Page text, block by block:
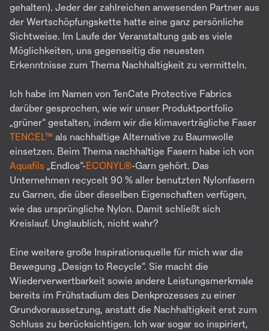
gehalten). Jeder der zahlreichen anwesenden Partner aus
der Wertschöpfungskette hatte eine ganz persönliche
Sichtweise. Im Laufe der Veranstaltung gab es viele
Möglichkeiten, uns gegenseitig die neuesten
Erkenntnisse zum Thema Nachhaltigkeit zu vermitteln.
Ich habe im Namen von TenCate Protective Fabrics
darüber gesprochen, wie wir unser Produktportfolio
„grüner“ gestalten, indem wir die klimaverträgliche Faser
TENCEL™ als nachhaltige Alternative zu Baumwolle
einsetzen. Beim Thema nachhaltige Fasern habe ich von
Aquafils „Endlos“-ECONYL®-Garn gehört. Das
Unternehmen recycelt 90 % aller benutzten Nylonfasern
zu Garnen, die über dieselben Eigenschaften verfügen,
wie das ursprüngliche Nylon. Damit schließt sich
Kreislauf. Unglaublich, nicht wahr?
Eine weitere große Inspirationsquelle für mich war die
Bewegung „Design to Recycle“. Sie macht die
Wiederverwertbarkeit sowie andere Leistungsmerkmale
bereits im Frühstadium des Denkprozesses zu einer
Grundvoraussetzung, anstatt die Nachhaltigkeit erst zum
Schluss zu berücksichtigen. Ich war sogar so inspiriert,